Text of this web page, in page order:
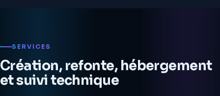
SERVICES
Création, refonte, hébergement
et suivi technique